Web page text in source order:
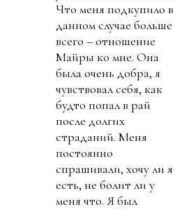
Что меня подкупило в
данном случае больше
всего – отношение
Майры ко мне. Она
была очень добра, я
чувствовал себя, как
будто попал в рай
после долгих
страданий. Меня
постоянно
спрашивали, хочу ли я
есть, не болит ли у
меня что. Я был